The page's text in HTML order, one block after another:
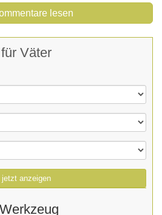
lesen
Väter
jetzt anzeigen